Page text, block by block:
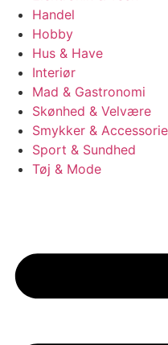
Handel
Hobby
Hus & Have
Interiør
Mad & Gastronomi
Skønhed & Velvære
Smykker &
Sport & Sundhed
Tøj & Mode